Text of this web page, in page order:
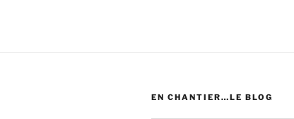
EN CHANTIER…LE BLOG